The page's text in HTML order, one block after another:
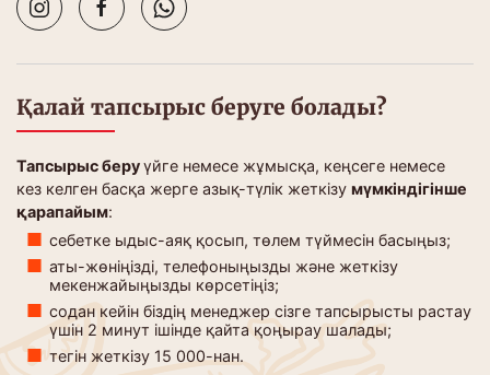
Қалай тапсырыс беруге болады?
Тапсырыс беруүйге немесе жұмысқа, кеңсеге немесе
кез келген басқа жерге азық-түлік жеткізу мүмкіндігінше
қарапайым:
себетке ыдыс-аяқ қосып, төлем түймесін басыңыз;
аты-жөніңізді, телефоныңызды және жеткізу
мекенжайыңызды көрсетіңіз;
содан кейін біздің менеджер сізге тапсырысты растау
үшін 2 минут ішінде қайта қоңырау шалады;
тегін жеткізу 15 000-нан.